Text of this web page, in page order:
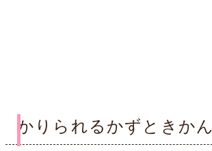
かりられるかずときかん